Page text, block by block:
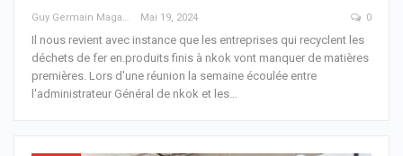
Guy Germain Maganga Nziengui Mai 19, 2024 0
Il nous revient avec instance que les entreprises qui recyclent les
déchets de fer en.produits finis à nkok vont manquer de matières
premières. Lors d'une réunion la semaine écoulée entre
l'administrateur Général de nkok et les